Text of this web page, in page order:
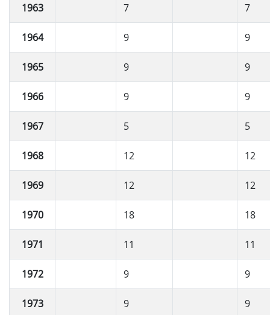
1963 7 7
1964 9 9
1965 9 9
1966 9 9
1967 5 5
1968 12 12
1969 12 12
1970 18 18
1971 11 11
1972 9 9
1973 9 9